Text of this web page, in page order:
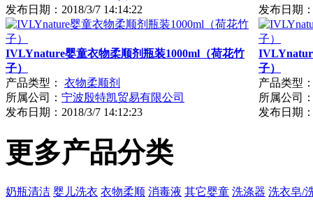
发布日期： 2018/3/7 14:14:22
发布日期
IVLYnature婴童衣物柔顺剂瓶装1000ml（荷花竹
子）
产品类型：
衣物柔顺剂
所属公司： 宁波殷特凯贸易有限公司
发布日期： 2018/3/7 14:12:23
子）
产品类型
所属公司
发布日期
更多产品分类
奶瓶清洁 婴儿洗衣 衣物柔顺 消毒液 其它婴童 洗涤器 洗衣皂/